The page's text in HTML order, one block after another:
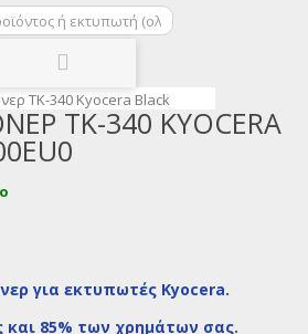
TK-340 KYOCERA
για εκτυπωτές Kyocera.
και 85% των χρημάτων σας.